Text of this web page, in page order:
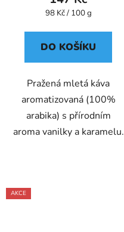
Měrná
98 Kč / 100 g
DO KOŠÍKU
Pražená mletá káva
aromatizovaná (100%
arabika) s přírodním
aroma vanilky a karamelu.
AKCE